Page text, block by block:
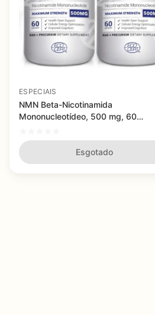
ESPECIAIS
NMN Beta-Nicotinamida
Mononucleotídeo, 500 mg, 60
Esgotado